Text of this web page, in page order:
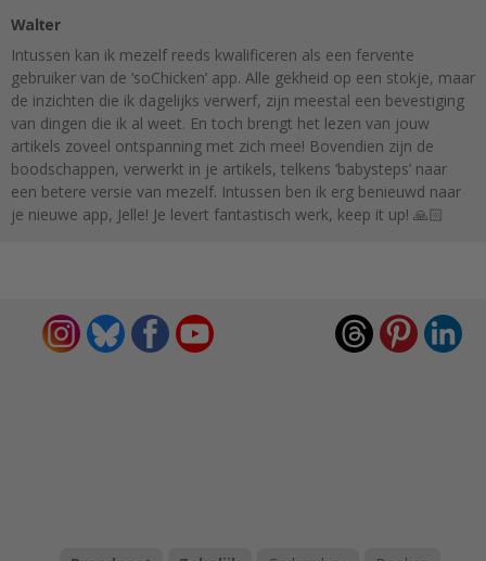
Walter
Intussen kan ik mezelf reeds kwalificeren als een fervente
gebruiker van de ‘soChicken’ app. Alle gekheid op een stokje, maar
de inzichten die ik dagelijks verwerf, zijn meestal een bevestiging
van dingen die ik al weet. En toch brengt het lezen van jouw
artikels zoveel ontspanning met zich mee! Bovendien zijn de
boodschappen, verwerkt in je artikels, telkens ‘babysteps’ naar
een betere versie van mezelf. Intussen ben ik erg benieuwd naar
je nieuwe app, Jelle! Je levert fantastisch werk, keep it up! 🙏🏻